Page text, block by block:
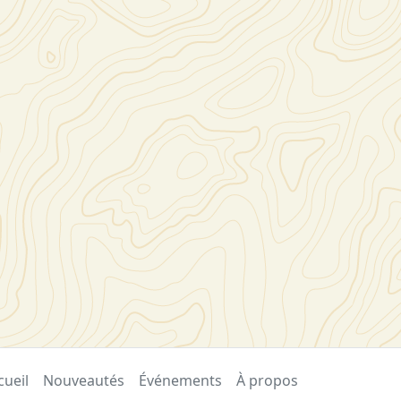
Nouveautés Événements À propos